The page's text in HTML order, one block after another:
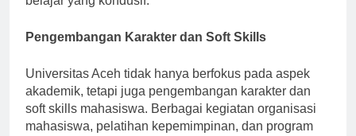
Pengembangan Karakter dan Soft Skills
Universitas Aceh tidak hanya berfokus pada aspek
akademik, tetapi juga pengembangan karakter dan
soft skills mahasiswa. Berbagai kegiatan organisasi
mahasiswa, pelatihan kepemimpinan, dan program